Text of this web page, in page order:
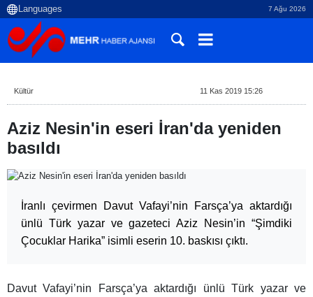
7 Ağu 2026
Kültür 11 Kas 2019 15:26
Aziz Nesin'in eseri İran'da yeniden
basıldı
İranlı çevirmen Davut Vafayi’nin Farsça’ya aktardığı
ünlü Türk yazar ve gazeteci Aziz Nesin’in “Şimdiki
Çocuklar Harika” isimli eserin 10. baskısı çıktı.
Davut Vafayi’nin Farsça’ya aktardığı ünlü Türk yazar ve